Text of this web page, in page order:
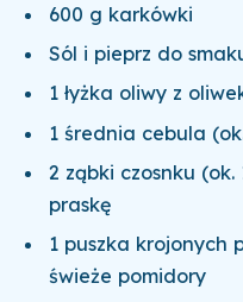
600 g karkówki
Sól i pieprz do
1 łyżka oliwy z
1 średnia cebula
2 ząbki czosnku
praskę
1 puszka krojonych
świeże pomidory